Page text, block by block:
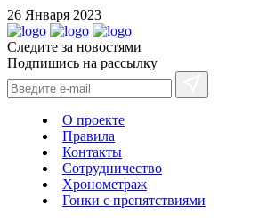
26 Января 2023
Следите за новостями
Подпишись на рассылку
О проекте
Правила
Контакты
Сотрудничество
Хронометраж
Гонки с препятствиями